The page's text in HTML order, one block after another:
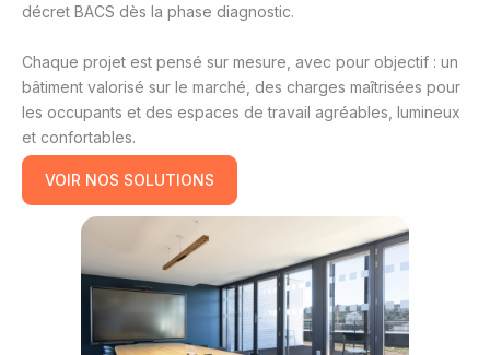
décret BACS dès la phase diagnostic.
Chaque projet est pensé sur mesure, avec pour objectif : un
bâtiment valorisé sur le marché, des charges maîtrisées pour
les occupants et des espaces de travail agréables, lumineux
et confortables.
VOIR NOS SOLUTIONS